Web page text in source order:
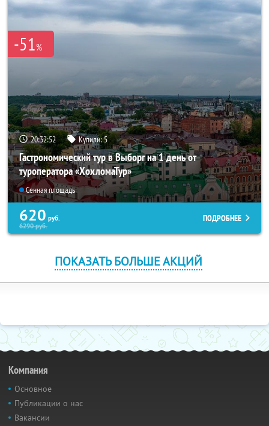
-51%
20:32:51 Купили:5
Гастрономический тур в Выборг на 1 день от
туроператора «ХохломаТур»
Сенная площадь
620 руб.
6290руб.
ПОДРОБНЕЕ
ПОКАЗАТЬ БОЛЬШЕ АКЦИЙ
Компания
Основное
Публикации о нас
Вакансии